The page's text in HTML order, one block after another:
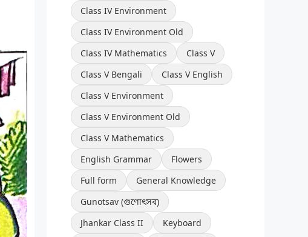
Class IV Environment
Class IV Environment Old
Class IV Mathematics
Class V
Class V Bengali
Class V English
Class V Environment
Class V Environment Old
Class V Mathematics
English Grammar
Flowers
Full form
General Knowledge
Gunotsav (গুণোৎসব)
Jhankar Class II
Keyboard